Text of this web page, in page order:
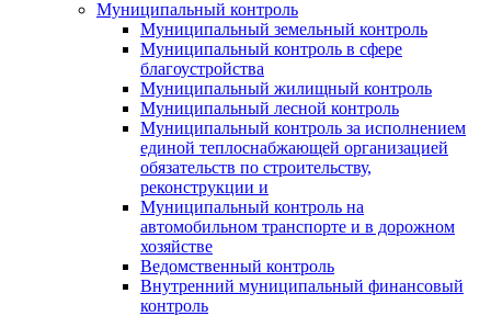
Муниципальный контроль
Муниципальный земельный контроль
Муниципальный контроль в сфере
благоустройства
Муниципальный жилищный контроль
Муниципальный лесной контроль
Муниципальный контроль за исполнением
единой теплоснабжающей организацией
обязательств по строительству,
реконструкции и
Муниципальный контроль на
автомобильном транспорте и в дорожном
хозяйстве
Ведомственный контроль
Внутренний муниципальный финансовый
контроль